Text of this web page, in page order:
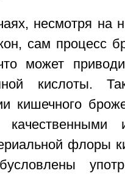
несмотря на
сам процесс
может
кислоты.
кишечного
качественными
флоры